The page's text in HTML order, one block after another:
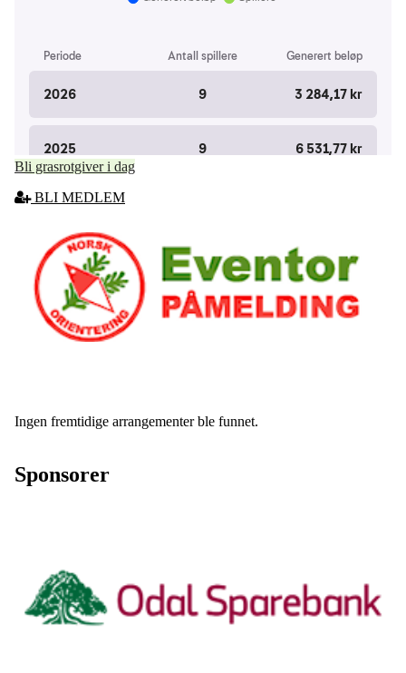
Bli grasrotgiver i dag
BLI MEDLEM
Ingen fremtidige arrangementer ble funnet.
Sponsorer